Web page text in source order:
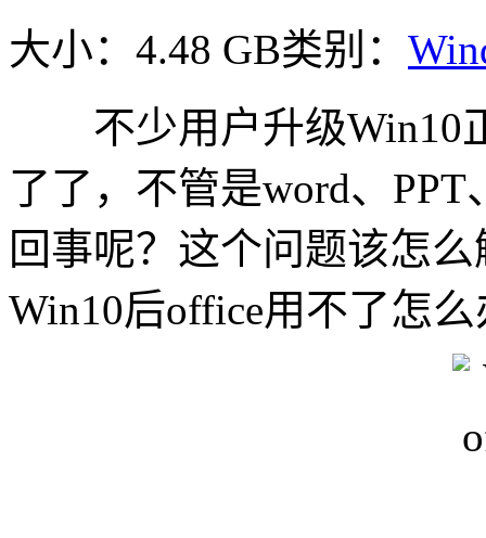
大小：4.48 GB类别：
不少用户升级Win10
了了，不管是word、
回事呢？这个问题该怎
Win10后office用不了怎